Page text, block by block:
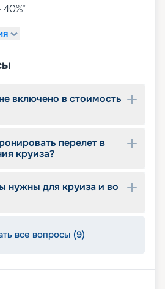
включено в стоимость
перелет в
круиза?
нужны для круиза и во
все вопросы (9)